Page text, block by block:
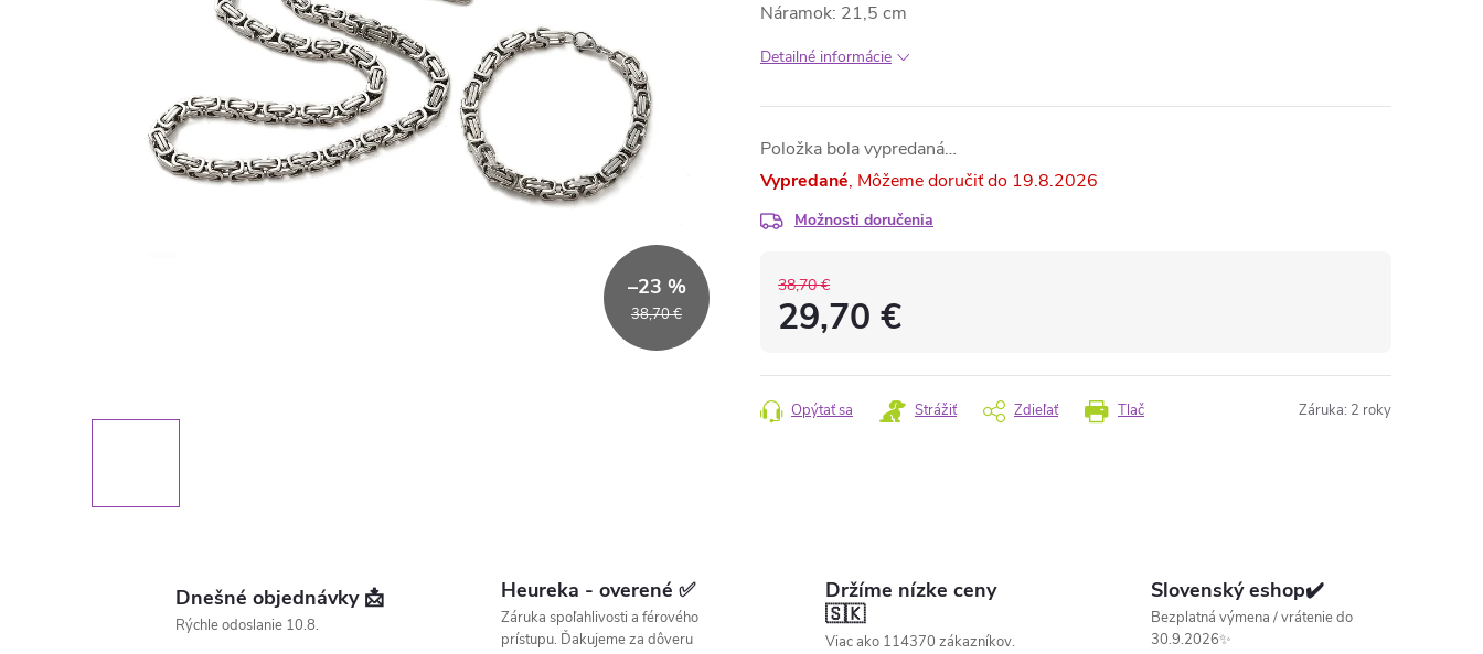
38,70 €
–23 %
Náramok: 21,5 cm
Detailné informácie
Položka bola vypredaná…
Vypredané
19.8.2026
Možnosti doručenia
38,70 €
29,70 €
cena:
Tlač
Opýtať sa Strážiť Zdieľať Záruka: 2 roky
Dnešné objednávky 📩
Rýchle odoslanie 10.8.
Heureka - overené ✅
Záruka spoľahlivosti a férového
prístupu. Ďakujeme za dôveru
Držíme nízke ceny
🇸🇰
Viac ako 114370 zákazníkov.
Slovenský eshop✔️
Bezplatná výmena / vrátenie do
30.9.2026✨